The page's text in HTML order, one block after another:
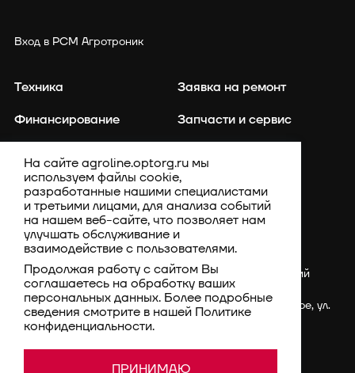
Вход в РСМ Агротроник
Техника
Финансирование
Каталог запасных частей
Компания
Заявка на ремонт
Запчасти и сервис
Акции
rsm@optorg.ru
Россия, Ставропольский
край, Шпаковский
район, с. Верхнерусское, ул.
Батайская, 3Г
Политика конфиденциальности
© 1994–2026 АО КПК
На сайте agroline.optorg.ru мы
используем файлы cookie,
разработанные нашими специалистами
и третьими лицами, для анализа событий
на нашем веб-сайте, что позволяет нам
улучшать обслуживание и
взаимодействие с пользователями.
Продолжая работу с сайтом Вы
соглашаетесь на обработку ваших
персональных данных. Более подробные
сведения смотрите в нашей Политике
конфиденциальности.
ПРИНИМАЮ